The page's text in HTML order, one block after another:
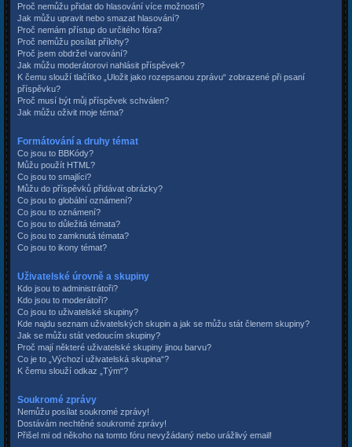
Proč nemůžu přidat do hlasování více možností?
Jak můžu upravit nebo smazat hlasování?
Proč nemám přístup do určitého fóra?
Proč nemůžu posílat přílohy?
Proč jsem obdržel varování?
Jak můžu moderátorovi nahlásit příspěvek?
K čemu slouží tlačítko „Uložit jako rozepsanou zprávu“ zobrazené při psaní
příspěvku?
Proč musí být můj příspěvek schválen?
Jak můžu oživit moje téma?
Formátování a druhy témat
Co jsou to BBKódy?
Můžu použít HTML?
Co jsou to smajlíci?
Můžu do příspěvků přidávat obrázky?
Co jsou to globální oznámení?
Co jsou to oznámení?
Co jsou to důležitá témata?
Co jsou to zamknutá témata?
Co jsou to ikony témat?
Uživatelské úrovně a skupiny
Kdo jsou to administrátoři?
Kdo jsou to moderátoři?
Co jsou to uživatelské skupiny?
Kde najdu seznam uživatelských skupin a jak se můžu stát členem skupiny?
Jak se můžu stát vedoucím skupiny?
Proč mají některé uživatelské skupiny jinou barvu?
Co je to „Výchozí uživatelská skupina“?
K čemu slouží odkaz „Tým“?
Soukromé zprávy
Nemůžu posílat soukromé zprávy!
Dostávám nechtěné soukromé zprávy!
Přišel mi od někoho na tomto fóru nevyžádaný nebo urážlivý email!